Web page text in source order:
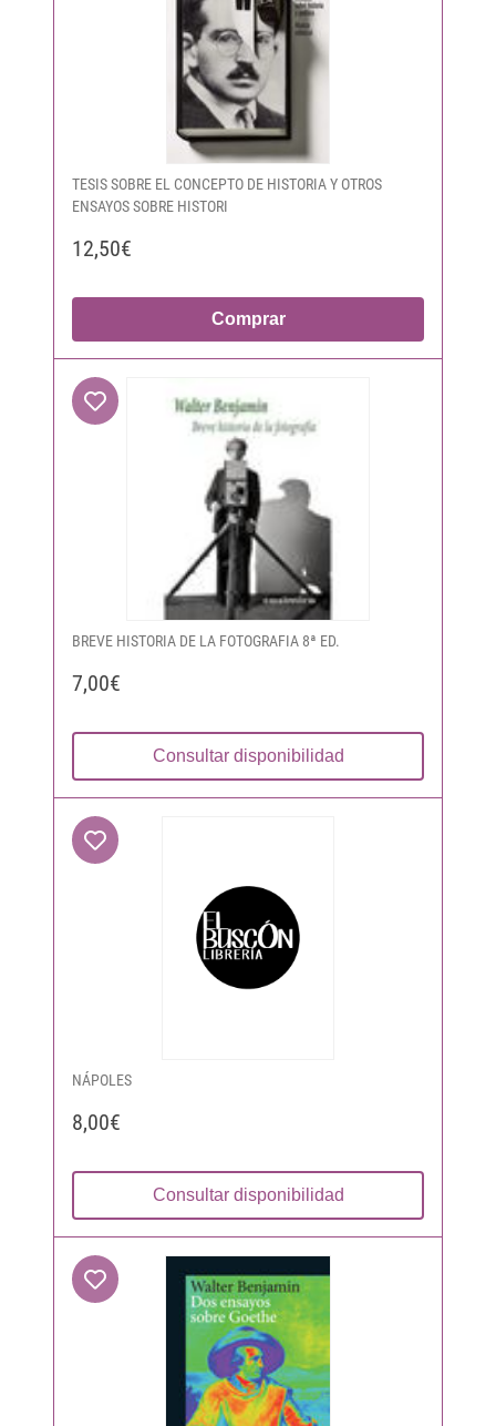
TESIS SOBRE EL CONCEPTO DE HISTORIA Y OTROS
ENSAYOS SOBRE HISTORI
12,50€
Comprar
BREVE HISTORIA DE LA FOTOGRAFIA 8ª ED.
7,00€
Consultar disponibilidad
NÁPOLES
8,00€
Consultar disponibilidad